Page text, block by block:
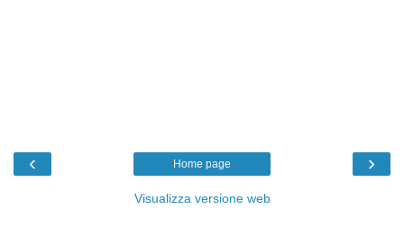
‹ ›
Home page
Visualizza versione web